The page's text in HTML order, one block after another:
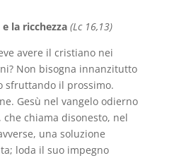
la ricchezza (Lc 16,13)
avere il cristiano nei
Non bisogna innanzitutto
sfruttando il prossimo.
Gesù nel vangelo odierno
chiama disonesto, nel
una soluzione
loda il suo impegno